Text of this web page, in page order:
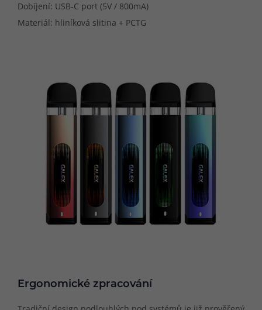
Dobíjení: USB-C port (5V / 800mA)
Materiál: hliníková slitina + PCTG
Ergonomické zpracování